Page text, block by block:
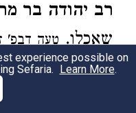
רב יהודה בר
שאכלו.טעה דבפ'
מרימר ורב אחא
שוין בזקנה וחכמה
experience possible on
Sefaria. Learn More.